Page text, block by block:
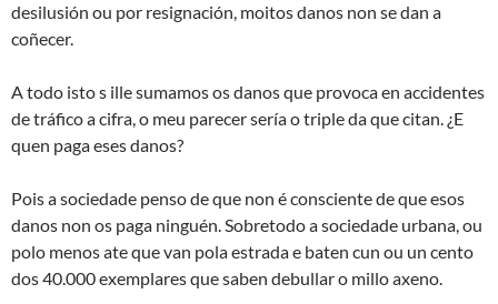
desilusión ou por resignación, moitos danos non se dan a
coñecer.
A todo isto s ille sumamos os danos que provoca en accidentes
de tráfico a cifra, o meu parecer sería o triple da que citan. ¿E
quen paga eses danos?
Pois a sociedade penso de que non é consciente de que esos
danos non os paga ninguén. Sobretodo a sociedade urbana, ou
polo menos ate que van pola estrada e baten cun ou un cento
dos 40.000 exemplares que saben debullar o millo axeno.